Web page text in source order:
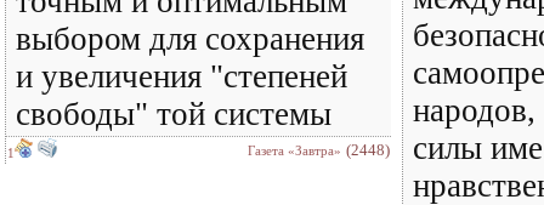
выбором для сохранения
и увеличения "степеней
свободы" той системы
1 Газета «Завтра» (2448)
силы